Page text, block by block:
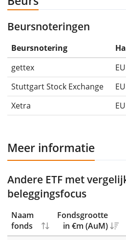
Beursnoteringen
Beursnotering
gettex
Stuttgart Stock Exchange
Xetra
Meer informatie
Andere ETF met
beleggingsfocus
Naam
fonds
Fondsgrootte
in €m (AuM)